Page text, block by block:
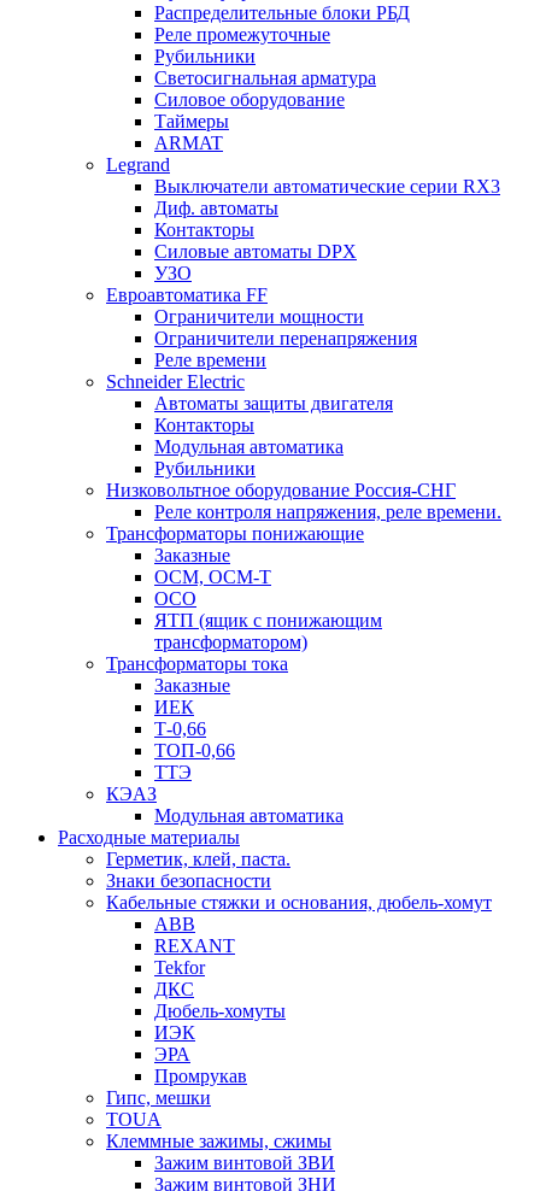
Распределительные блоки РБД
Реле промежуточные
Рубильники
Светосигнальная арматура
Силовое оборудование
Таймеры
ARMAT
Legrand
Выключатели автоматические серии RX3
Диф. автоматы
Контакторы
Силовые автоматы DPX
УЗО
Евроавтоматика FF
Ограничители мощности
Ограничители перенапряжения
Реле времени
Schneider Electric
Автоматы защиты двигателя
Контакторы
Модульная автоматика
Рубильники
Низковольтное оборудование Россия-СНГ
Реле контроля напряжения, реле времени.
Трансформаторы понижающие
Заказные
ОСМ, ОСМ-Т
ОСО
ЯТП (ящик с понижающим
трансформатором)
Трансформаторы тока
Заказные
ИЕК
Т-0,66
ТОП-0,66
ТТЭ
КЭАЗ
Модульная автоматика
Расходные материалы
Герметик, клей, паста.
Знаки безопасности
Кабельные стяжки и основания, дюбель-хомут
ABB
REXANT
Tekfor
ДКС
Дюбель-хомуты
ИЭК
ЭРА
Промрукав
Гипс, мешки
TOUA
Клеммные зажимы, сжимы
Зажим винтовой ЗВИ
Зажим винтовой ЗНИ